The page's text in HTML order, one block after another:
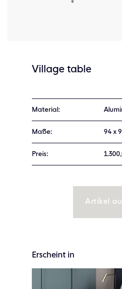
Village table
Material:
Maße: 94 x
Preis:
Artikel
Erscheint in